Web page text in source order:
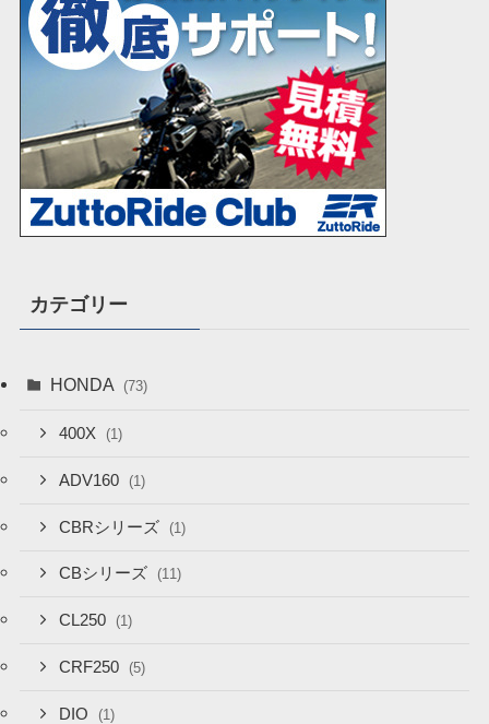
カテゴリー
HONDA (73)
400X (1)
ADV160 (1)
CBRシリーズ (1)
CBシリーズ (11)
CL250 (1)
CRF250 (5)
DIO (1)